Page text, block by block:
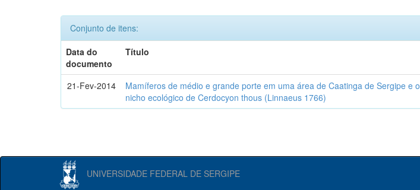
Conjunto de itens:
Data do
documento
Título
21-Fev-2014
Mamíferos de médio e grande porte em uma área de Caatinga de Sergipe e o
nicho ecológico de Cerdocyon thous (Linnaeus 1766)
UNIVERSIDADE FEDERAL DE SERGIPE